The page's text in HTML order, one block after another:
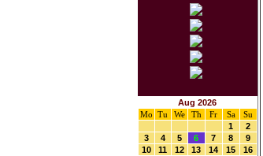
Aug 2026
Mo Tu We Th Fr Sa
Su
1
2
3
4 5 6 7 8
9
10
11 12 13 14 15
16